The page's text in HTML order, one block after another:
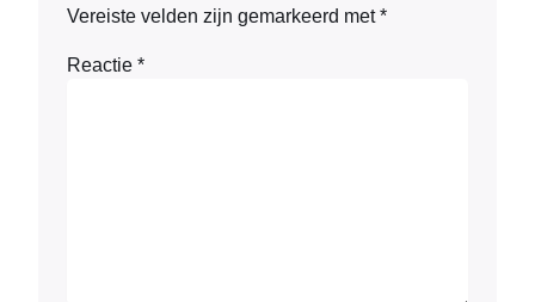
Vereiste velden zijn gemarkeerd met*
Reactie *